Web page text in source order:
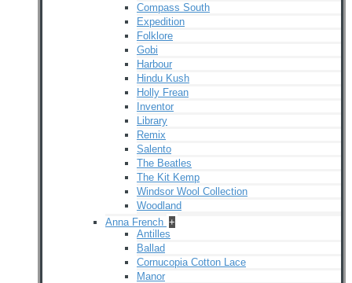
Compass South
Expedition
Folklore
Gobi
Harbour
Hindu Kush
Holly Frean
Inventor
Library
Remix
Salento
The Beatles
The Kit Kemp
Windsor Wool Collection
Woodland
Anna French +
Antilles
Ballad
Cornucopia Cotton Lace
Manor